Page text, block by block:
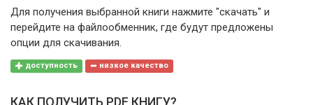
Для получения выбранной книги нажмите "скачать" и
перейдите на файлообменник, где будут предложены
опции для скачивания.
доступность низкое качество
КАК ПОЛУЧИТЬ PDF КНИГУ?